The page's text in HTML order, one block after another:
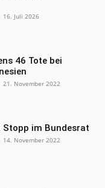
16. Juli 2026
46 Tote bei
21. November 2022
im Bundesrat
14. November 2022